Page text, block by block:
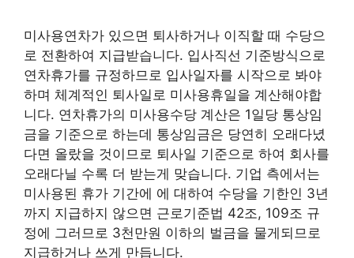
미사용연차가 있으면 퇴사하거나 이직할 때 수당으
로 전환하여 지급받습니다. 입사직선 기준방식으로
연차휴가를 규정하므로 입사일자를 시작으로 봐야
하며 체계적인 퇴사일로 미사용휴일을 계산해야합
니다. 연차휴가의 미사용수당 계산은 1일당 통상임
금을 기준으로 하는데 통상임금은 당연히 오래다녔
다면 올랐을 것이므로 퇴사일 기준으로 하여 회사를
오래다닐 수록 더 받는게 맞습니다. 기업 측에서는
미사용된 휴가 기간에 에 대하여 수당을 기한인 3년
까지 지급하지 않으면 근로기준법 42조, 109조 규
정에 그러므로 3천만원 이하의 벌금을 물게되므로
지급하거나 쓰게 만듭니다.